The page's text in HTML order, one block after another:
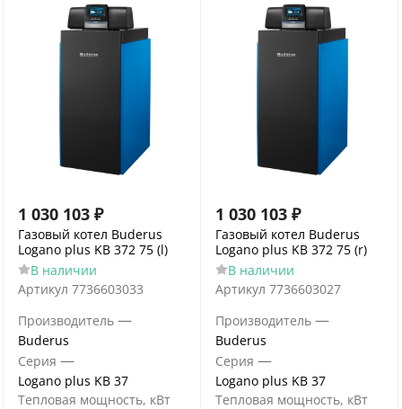
1 030 103 ₽
Газовый котел Buderus
Logano plus KB 372 75 (l)
В наличии
Артикул 7736603033
Производитель —
Buderus
Серия —
Logano plus KB 37
Тепловая мощность, кВт
1 030 103 ₽
Газовый котел Buderus
Logano plus KB 372 75 (r)
В наличии
Артикул 7736603027
Производитель —
Buderus
Серия —
Logano plus KB 37
Тепловая мощность, кВт